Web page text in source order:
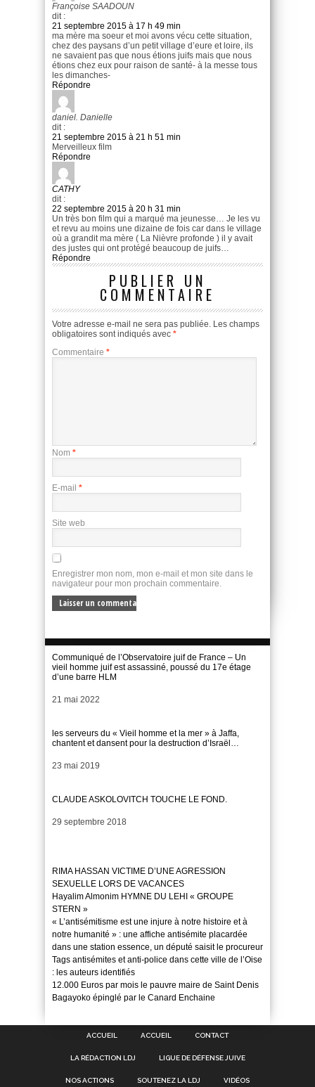
Françoise SAADOUN
dit :
21 septembre 2015 à 17 h 49 min
ma mère ma soeur et moi avons vécu cette situation,
chez des paysans d’un petit village d’eure et loire, ils
ne savaient pas que nous étions juifs mais que nous
étions chez eux pour raison de santé- à la messe tous
les dimanches-
Répondre
daniel. Danielle
dit :
21 septembre 2015 à 21 h 51 min
Merveilleux film
Répondre
CATHY
dit :
22 septembre 2015 à 20 h 31 min
Un très bon film qui a marqué ma jeunesse… Je les vu
et revu au moins une dizaine de fois car dans le village
où a grandit ma mère ( La Nièvre profonde ) il y avait
des justes qui ont protégé beaucoup de juifs…
Répondre
PUBLIER UN
COMMENTAIRE
Votre adresse e-mail ne sera pas publiée. Les champs
obligatoires sont indiqués avec *
Commentaire *
Nom *
E-mail *
Site web
Enregistrer mon nom, mon e-mail et mon site dans le
navigateur pour mon prochain commentaire.
Communiqué de l’Observatoire juif de France – Un
vieil homme juif est assassiné, poussé du 17e étage
d’une barre HLM
Date
21 mai 2022
les serveurs du « Vieil homme et la mer » à Jaffa,
chantent et dansent pour la destruction d’Israël…
Date
23 mai 2019
CLAUDE ASKOLOVITCH TOUCHE LE FOND.
Date
29 septembre 2018
RIMA HASSAN VICTIME D’UNE AGRESSION
SEXUELLE LORS DE VACANCES
Hayalim Almonim HYMNE DU LEHI « GROUPE
STERN »
« L’antisémitisme est une injure à notre histoire et à
notre humanité » : une affiche antisémite placardée
dans une station essence, un député saisit le procureur
Tags antisémites et anti-police dans cette ville de l’Oise
: les auteurs identifiés
12.000 Euros par mois le pauvre maire de Saint Denis
Bagayoko épinglé par le Canard Enchaine
ACCUEIL ACCUEIL CONTACT
LA RÉDACTION LDJ LIGUE DE DÉFENSE JUIVE
NOS ACTIONS SOUTENEZ LA LDJ VIDÉOS